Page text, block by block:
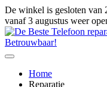
Ga
naar
de
inhoud
De winkel is gesloten van
vanaf 3 augustus weer
Home
Reparatie